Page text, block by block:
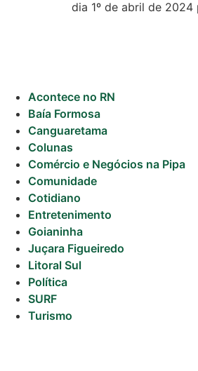
do Sul
Surf
dia 1º de abril de
Acontece no RN
Baía Formosa
Canguaretama
Colunas
Comércio e Negócios na Pipa
Comunidade
Cotidiano
Entretenimento
Goianinha
Juçara Figueiredo
Litoral Sul
Política
SURF
Turismo